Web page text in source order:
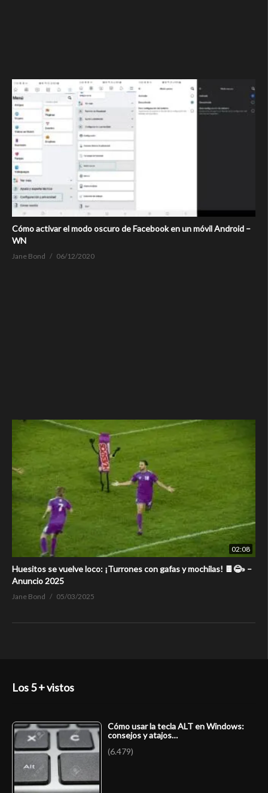
Cómo activar el modo oscuro de Facebook en un móvil Android –
WN
Jane Bond 06/12/2020
02:08
Huesitos se vuelve loco: ¡Turrones con gafas y mochilas! 🍫😂» –
Anuncio 2025
Jane Bond 05/03/2025
Los 5 + vistos
Cómo usar la tecla ALT en Windows:
consejos y atajos…
(6.479)